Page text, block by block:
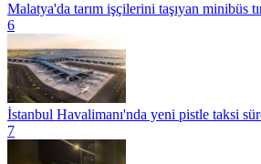
Malatya'da tarım işçilerini taşıyan minibüs
6
İstanbul Havalimanı'nda yeni pistle taksi
7